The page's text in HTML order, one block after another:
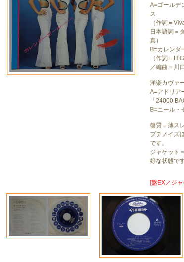
A=ゴールデ
ス
（作詞＝
日本語詞＝
真）
B=カレンダ
（作詞＝
／編曲＝川
洋楽カヴァ
A=アドリア
「24000
B=ニール・
盤質＝薄ス
プチノイズ
です。
ジャケット
好な状態です
[盤EX／ジ